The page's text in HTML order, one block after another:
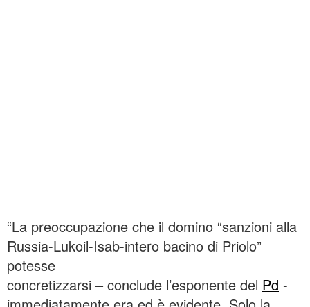
“La preoccupazione che il domino “sanzioni alla
Russia-Lukoil-Isab-intero bacino di Priolo”
potesse
concretizzarsi – conclude l’esponente del Pd -